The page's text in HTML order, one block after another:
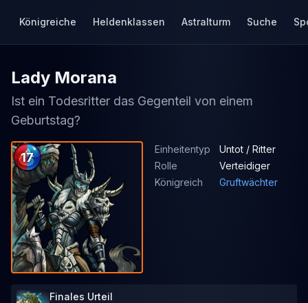
Königreiche Heldenklassen Astralturm Suche
Lady Morana
Ist ein Todesritter das Gegenteil von einem
Geburtstag?
17
Einheitentyp
Untot / Ritter
Rolle
Verteidiger
Königreich
Gruftwächter
Finales Urteil